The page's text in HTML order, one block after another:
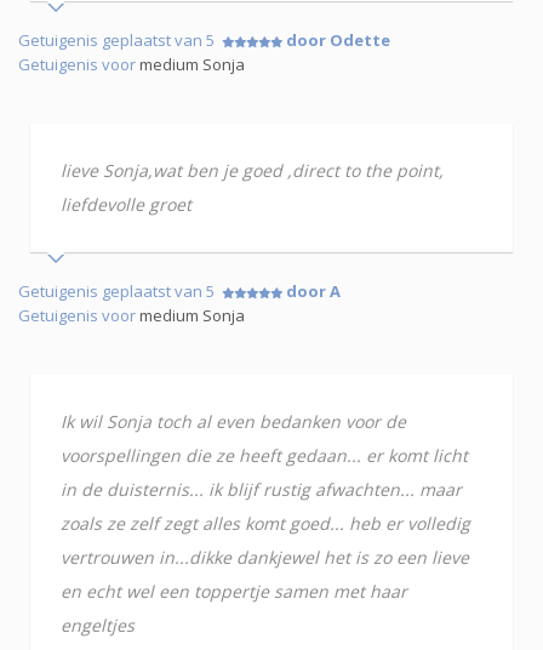
Getuigenis geplaatst van 5
door Odette
Getuigenis voormedium Sonja
lieve Sonja,wat ben je goed ,direct to the point,
liefdevolle groet
Getuigenis geplaatst van 5
door A
Getuigenis voormedium Sonja
Ik wil Sonja toch al even bedanken voor de
voorspellingen die ze heeft gedaan... er komt licht
in de duisternis... ik blijf rustig afwachten... maar
zoals ze zelf zegt alles komt goed... heb er volledig
vertrouwen in...dikke dankjewel het is zo een lieve
en echt wel een toppertje samen met haar
engeltjes